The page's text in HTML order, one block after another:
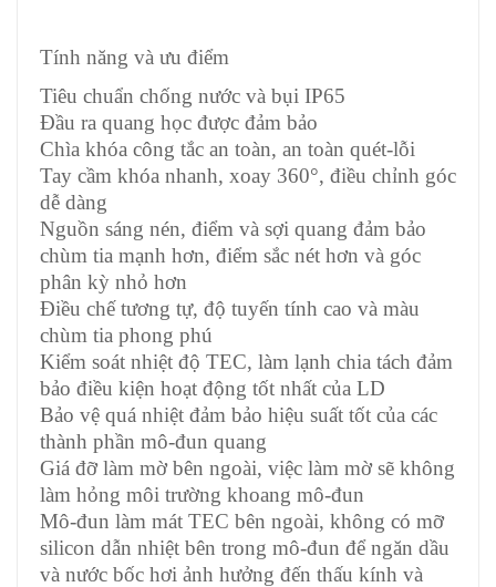
Tính năng và ưu điểm
Tiêu chuẩn chống nước và bụi IP65
Đầu ra quang học được đảm bảo
Chìa khóa công tắc an toàn, an toàn quét-lỗi
Tay cầm khóa nhanh, xoay 360°, điều chỉnh góc
dễ dàng
Nguồn sáng nén, điểm và sợi quang đảm bảo
chùm tia mạnh hơn, điểm sắc nét hơn và góc
phân kỳ nhỏ hơn
Điều chế tương tự, độ tuyến tính cao và màu
chùm tia phong phú
Kiểm soát nhiệt độ TEC, làm lạnh chia tách đảm
bảo điều kiện hoạt động tốt nhất của LD
Bảo vệ quá nhiệt đảm bảo hiệu suất tốt của các
thành phần mô-đun quang
Giá đỡ làm mờ bên ngoài, việc làm mờ sẽ không
làm hỏng môi trường khoang mô-đun
Mô-đun làm mát TEC bên ngoài, không có mỡ
silicon dẫn nhiệt bên trong mô-đun để ngăn dầu
và nước bốc hơi ảnh hưởng đến thấu kính và